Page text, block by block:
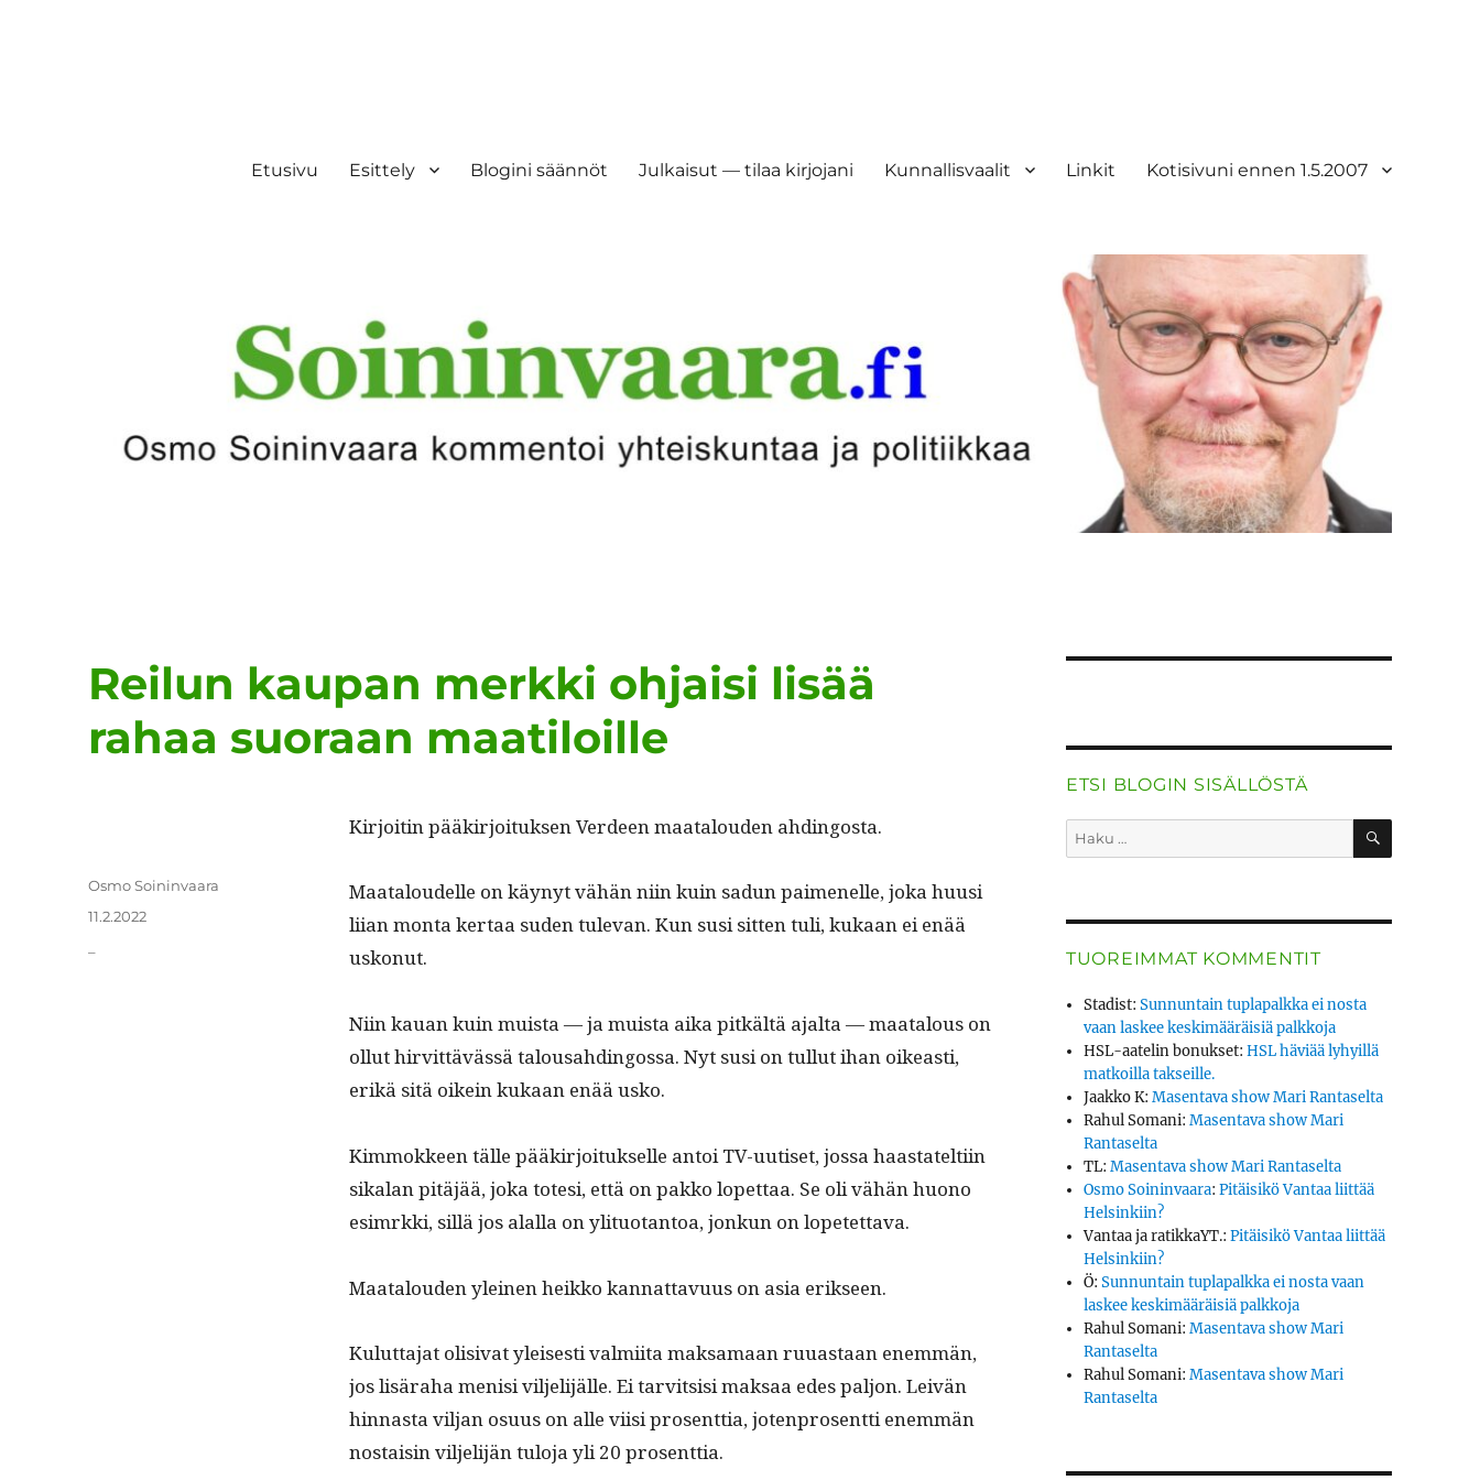
Etusivu Esittely Blogini säännöt Julkaisut — tilaa kirjojani Kunnallisvaalit Linkit Kotisivuni ennen 1.5.2007
Reilun kaupan merkki ohjaisi lisää
rahaa suoraan maatiloille
Kir­joitin pääkir­joituk­sen Verdeen maat­alouden ahdingosta.
Maat­aloudelle on käynyt vähän niin kuin sadun paimenelle, joka huusi
liian mon­ta ker­taa suden tule­van. Kun susi sit­ten tuli, kukaan ei enää
uskonut.
Niin kauan kuin muista — ja muista aika pitkältä ajal­ta — maat­alous on
ollut hirvit­tävässä talousahdin­gos­sa. Nyt susi on tul­lut ihan oikeasti,
erikä sitä oikein kukaan enää usko.
Kimmok­keen tälle pääkir­joituk­selle antoi TV-uutiset, jos­sa haas­tatelti­in
sikalan pitäjää, joka tote­si, että on pakko lopet­taa. Se oli vähän huono
esim­rk­ki, sil­lä jos alal­la on yli­tuotan­toa, jonkun on lopetettava.
Maat­alouden yleinen heikko kan­nat­tavu­us on asia erikseen.
Kulut­ta­jat oli­si­vat yleis­es­ti valmi­ita mak­samaan ruuas­taan enem­män,
jos lisära­ha menisi vil­jeli­jälle. Ei tarvit­sisi mak­saa edes paljon. Leivän
hin­nas­ta vil­jan osu­us on alle viisi pros­ent­tia, joten­pros­ent­ti enem­män
nos­taisin vil­jeli­jän tulo­ja yli 20 prosenttia.
Kirjoittaja
Osmo Soininvaara
Julkaistu
11.2.2022
ETSI BLOGIN SISÄLLÖSTÄ
Etsi: HAKU
TUOREIMMAT KOMMENTIT
Stadist:Sunnuntain tuplapalkka ei nosta
vaan laskee keskimääräisiä palkkoja
HSL-aatelin bonukset:HSL häviää lyhyillä
matkoilla takseille.
Jaakko K:Masentava show Mari Rantaselta
Rahul Somani:Masentava show Mari
Rantaselta
TL:Masentava show Mari Rantaselta
Osmo Soininvaara:Pitäisikö Vantaa liittää
Helsinkiin?
Vantaa ja ratikkaYT.:Pitäisikö Vantaa liittää
Helsinkiin?
Ö:Sunnuntain tuplapalkka ei nosta vaan
laskee keskimääräisiä palkkoja
Rahul Somani:Masentava show Mari
Rantaselta
Rahul Somani:Masentava show Mari
Rantaselta